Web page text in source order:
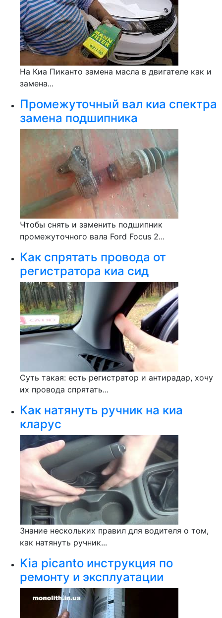
На Киа Пиканто замена масла в двигателе как и
замена...
Промежуточный вал киа спектра
замена подшипника
Чтобы снять и заменить подшипник
промежуточного вала Ford Focus 2...
Как спрятать провода от
регистратора киа сид
Суть такая: есть регистратор и антирадар, хочу
их провода спрятать...
Как натянуть ручник на киа
кларус
Знание нескольких правил для водителя о том,
как натянуть ручник...
Kia picanto инструкция по
ремонту и эксплуатации